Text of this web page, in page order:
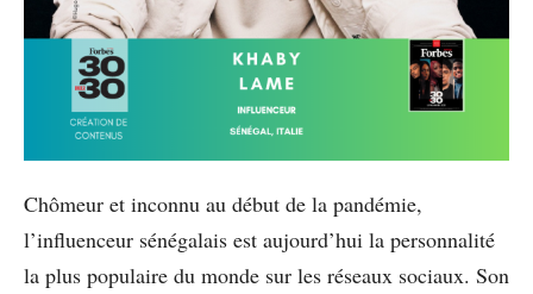
Chômeur et inconnu au début de la pandémie,
l’influenceur sénégalais est aujourd’hui la personnalité
la plus populaire du monde sur les réseaux sociaux. Son